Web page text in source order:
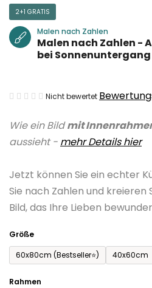
Wie ein Bildmit
aussieht - mehr Details hier
Jetzt können Sie ein echter
Sie nach Zahlen und kreieren
Bild, das Ihre Lieben
Größe
60x80cm (Bestseller⭐)
40x60cm
Rahmen
2+1 GRATIS
Malen nach Zahlen
Malen nach Zahlen -
bei Sonnenuntergang
Die
Produktbewertung
ist
von
5
Sternen.
Nicht bewertet